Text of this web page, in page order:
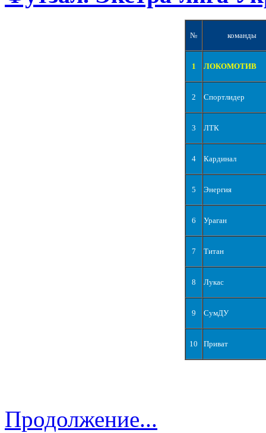
№ команды
1 ЛОКОМОТИВ
2 Спортлидер
3 ЛТК
4 Кардинал
5 Энергия
6 Ураган
7 Титан
8 Лукас
9 СумДУ
10 Приват
Продолжение...